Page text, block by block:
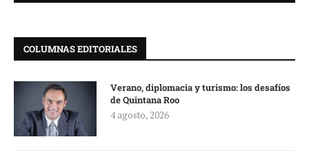
COLUMNAS EDITORIALES
Verano, diplomacia y turismo: los desafíos
de Quintana Roo
4 agosto, 2026